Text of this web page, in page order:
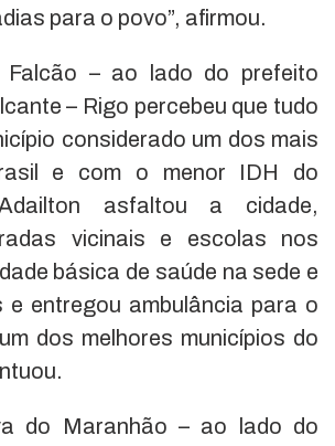
para o povo”, afirmou.
Falcão – ao lado do prefeito
– Rigo percebeu que tudo
considerado um dos mais
e com o menor IDH do
asfaltou a cidade,
vicinais e escolas nos
básica de saúde na sede e
e entregou ambulância para o
dos melhores municípios do
do Maranhão – ao lado do